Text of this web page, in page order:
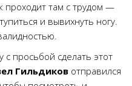
там с трудом —
и вывихнуть ногу.
с просьбой сделать этот
Гильдиков отправился